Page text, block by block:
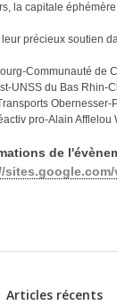
la capitale
précieux soutien
Communauté
UNSS du Bas
pro-Alain
de
Articles récents